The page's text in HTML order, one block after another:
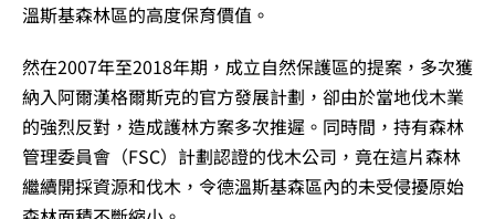
溫斯基森林區的高度保育價值。
然在2007年至2018年期，成立自然保護區的提案，多次獲
納入阿爾漢格爾斯克的官方發展計劃，卻由於當地伐木業
的強烈反對，造成護林方案多次推遲。同時間，持有森林
管理委員會（FSC）計劃認證的伐木公司，竟在這片森林
繼續開採資源和伐木，令德溫斯基森區內的未受侵擾原始